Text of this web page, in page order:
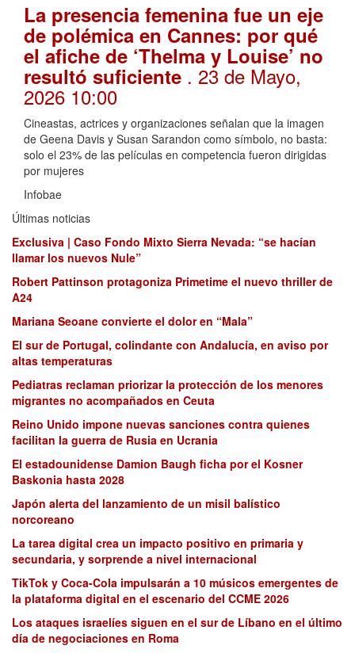
La presencia femenina fue un eje
de polémica en Cannes: por qué
el afiche de ‘Thelma y Louise’ no
resultó suficiente . 23 de Mayo,
2026 10:00
Cineastas, actrices y organizaciones señalan que la imagen
de Geena Davis y Susan Sarandon como símbolo, no basta:
solo el 23% de las películas en competencia fueron dirigidas
por mujeres
Infobae
Últimas noticias
Exclusiva | Caso Fondo Mixto Sierra Nevada: “se hacían
llamar los nuevos Nule”
Robert Pattinson protagoniza Primetime el nuevo thriller de
A24
Mariana Seoane convierte el dolor en “Mala”
El sur de Portugal, colindante con Andalucía, en aviso por
altas temperaturas
Pediatras reclaman priorizar la protección de los menores
migrantes no acompañados en Ceuta
Reino Unido impone nuevas sanciones contra quienes
facilitan la guerra de Rusia en Ucrania
El estadounidense Damion Baugh ficha por el Kosner
Baskonia hasta 2028
Japón alerta del lanzamiento de un misil balístico
norcoreano
La tarea digital crea un impacto positivo en primaria y
secundaria, y sorprende a nivel internacional
TikTok y Coca-Cola impulsarán a 10 músicos emergentes de
la plataforma digital en el escenario del CCME 2026
Los ataques israelíes siguen en el sur de Líbano en el último
día de negociaciones en Roma